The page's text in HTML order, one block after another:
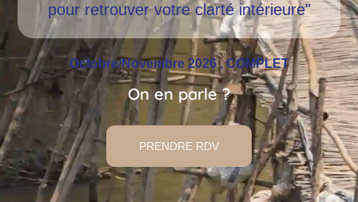
pour retrouver votre clarté intérieure"
Octobre/Novembre 2026 , COMPLET
On en parle ?
PRENDRE RDV